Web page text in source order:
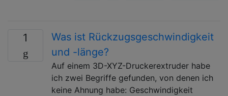
1
Was ist Rückzugsgeschwindigkeit
und -länge?
Auf einem 3D-XYZ-Druckerextruder habe
ich zwei Begriffe gefunden, von denen ich
keine Ahnung habe: Geschwindigkeit